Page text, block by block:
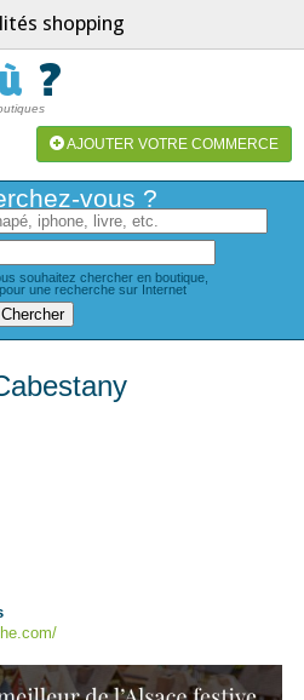
shopping
?
AJOUTER VOTRE COMMERCE
vous ?
souhaitez chercher en boutique,
une recherche sur Internet